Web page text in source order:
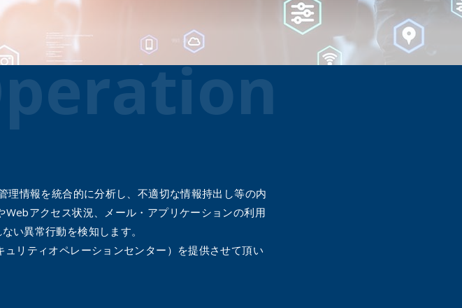
メールマガジン 公式
理情報を統合的に分析し、不適切な情報持出し等の内
アクセス状況、メール・アプリケーションの利用
い異常行動を検知します。
リティオペレーションセンター）を提供させて頂い